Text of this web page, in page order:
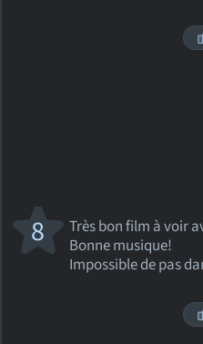
Très bon film à voir
Bonne musique!
Impossible de pas
8